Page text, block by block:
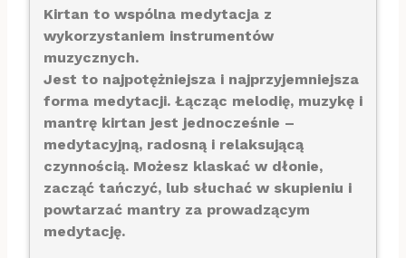
Kirtan to wspólna medytacja z
wykorzystaniem instrumentów
muzycznych.
Jest to najpotężniejsza i najprzyjemniejsza
forma medytacji. Łącząc melodię, muzykę i
mantrę kirtan jest jednocześnie –
medytacyjną, radosną i relaksującą
czynnością. Możesz klaskać w dłonie,
zacząć tańczyć, lub słuchać w skupieniu i
powtarzać mantry za prowadzącym
medytację.